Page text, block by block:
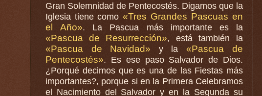
Gran Solemnidad de Pentecostés. Digamos que la
Iglesia tiene como «Tres Grandes Pascuas en
el Año». La Pascua más importante es la
«Pascua de Resurrección», está también la
«Pascua de Navidad» y la «Pascua de
Pentecostés». Es ese paso Salvador de Dios.
¿Porqué decimos que es una de las Fiestas más
importantes?, porque si en la Primera Celebramos
el Nacimiento del Salvador y en la Segunda su